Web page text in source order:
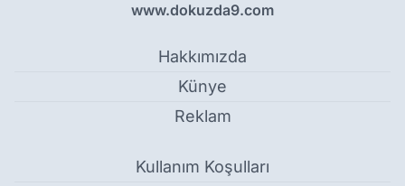
www.dokuzda9.com
Hakkımızda
Künye
Reklam
Kullanım Koşulları